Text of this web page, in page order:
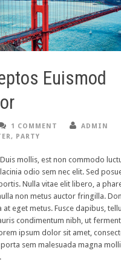
Euismod
1 COMMENT
ADMIN
, PARTY
mollis, est non commodo
odio sem nec elit. Sed
Nulla vitae elit libero, a
non metus auctor fringilla.
eget metus. Fusce dapibus,
condimentum nibh, ut
ipsum dolor sit amet,
sem malesuada magna